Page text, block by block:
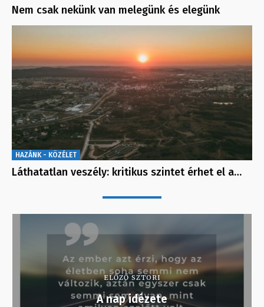
Nem csak nekünk van melegünk és elegünk
HAZÁNK - KÖZÉLET
Láthatatlan veszély: kritikus szintet érhet el a…
ELŐZŐ SZTORI
A nap idézete